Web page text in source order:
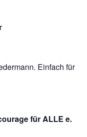
Einfach für
für ALLE e.